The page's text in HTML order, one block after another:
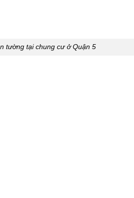
tường tại chung cư ở Quận 5